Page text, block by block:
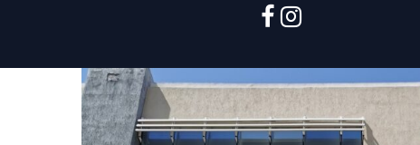
facebook
instagram